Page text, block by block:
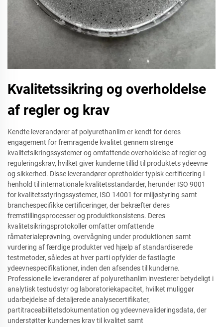
Kvalitetssikring og overholdelse
af regler og krav
Kendte leverandører af polyurethanlim er kendt for deres
engagement for fremragende kvalitet gennem strenge
kvalitetsikringssystemer og omfattende overholdelse af regler og
reguleringskrav, hvilket giver kunderne tillid til produktets ydeevne
og sikkerhed. Disse leverandører opretholder typisk certificering i
henhold til internationale kvalitetsstandarder, herunder ISO 9001
for kvalitetsstyringssystemer, ISO 14001 for miljøstyring samt
branchespecifikke certificeringer, der bekræfter deres
fremstillingsprocesser og produktkonsistens. Deres
kvalitetsikringsprotokoller omfatter omfattende
råmaterialeprøvning, overvågning under produktionen samt
vurdering af færdige produkter ved hjælp af standardiserede
testmetoder, således at hver parti opfylder de fastlagte
ydeevnespecifikationer, inden den afsendes til kunderne.
Professionelle leverandører af polyurethanlim investerer betydeligt i
analytisk testudstyr og laboratoriekapacitet, hvilket muliggør
udarbejdelse af detaljerede analysecertifikater,
partitraceabilitetsdokumentation og ydeevnevalideringsdata, der
understøtter kundernes krav til kvalitet samt